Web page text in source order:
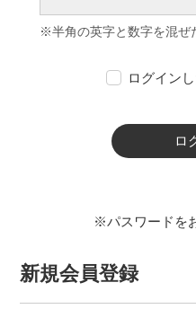
※半角の英字と数字を混ぜ
ログイン
ロ
※パスワードを
新規会員登録